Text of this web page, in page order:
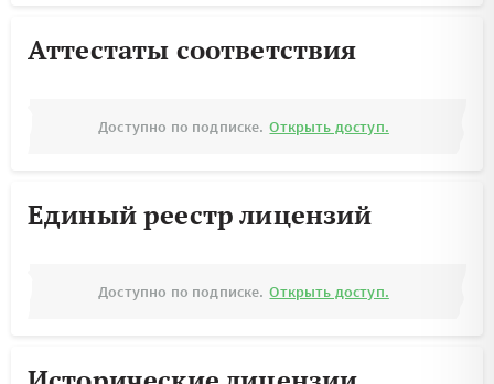
Аттестаты соответствия
Доступно по подписке. Открыть доступ.
Единый реестр лицензий
Доступно по подписке. Открыть доступ.